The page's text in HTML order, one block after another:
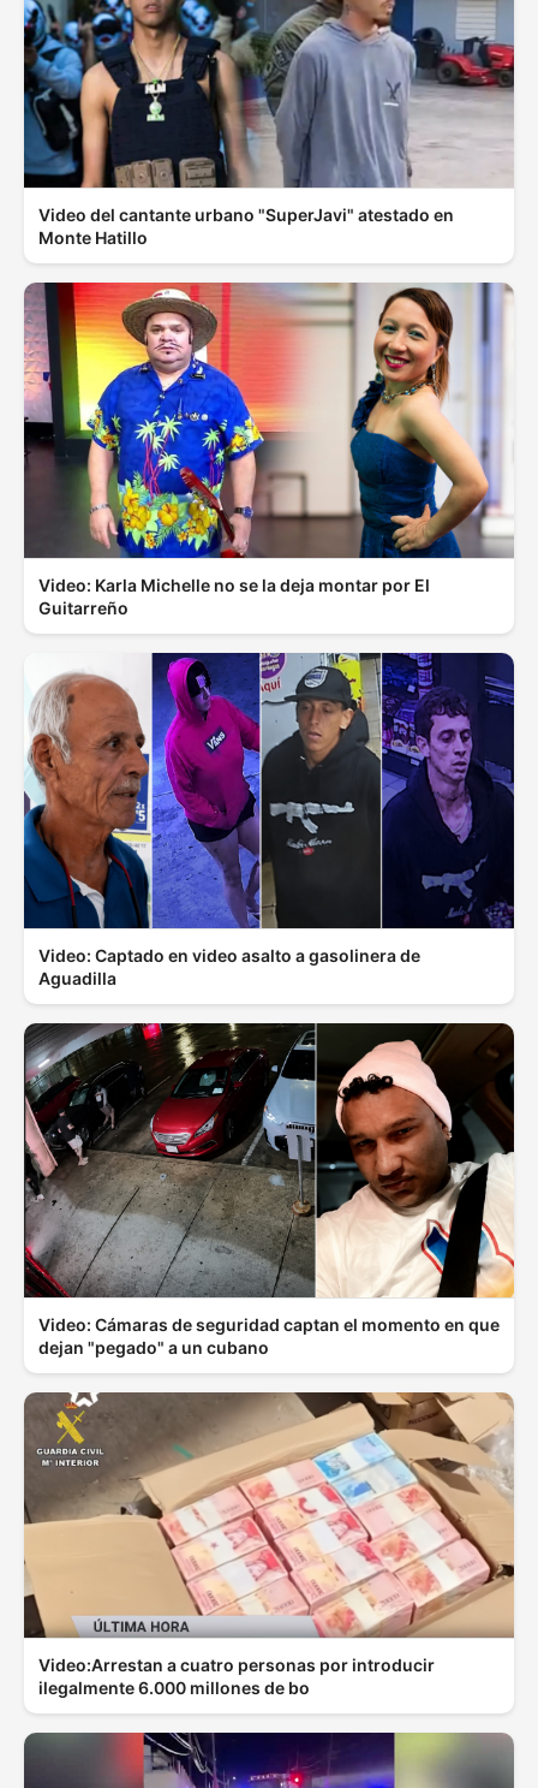
Video del cantante urbano "SuperJavi" atestado en
Monte Hatillo
Video: Karla Michelle no se la deja montar por El
Guitarreño
Video: Captado en video asalto a gasolinera de
Aguadilla
Video: Cámaras de seguridad captan el momento en que
dejan "pegado" a un cubano
Video:Arrestan a cuatro personas por introducir
ilegalmente 6.000 millones de bo